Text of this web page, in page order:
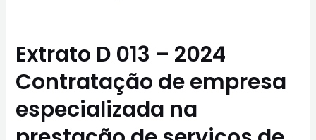
Extrato D 013 – 2024
Contratação de empresa
especializada na